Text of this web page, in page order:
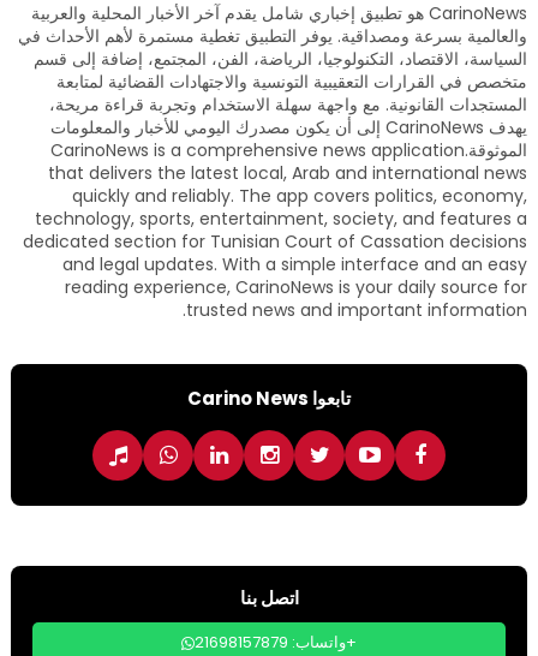
CarinoNews هو تطبيق إخباري شامل يقدم آخر الأخبار المحلية والعربية
والعالمية بسرعة ومصداقية. يوفر التطبيق تغطية مستمرة لأهم الأحداث في
السياسة، الاقتصاد، التكنولوجيا، الرياضة، الفن، المجتمع، إضافة إلى قسم
متخصص في القرارات التعقيبية التونسية والاجتهادات القضائية لمتابعة
المستجدات القانونية. مع واجهة سهلة الاستخدام وتجربة قراءة مريحة،
يهدف CarinoNews إلى أن يكون مصدرك اليومي للأخبار والمعلومات
الموثوقة.CarinoNews is a comprehensive news application
that delivers the latest local, Arab and international news
quickly and reliably. The app covers politics, economy,
technology, sports, entertainment, society, and features a
dedicated section for Tunisian Court of Cassation decisions
and legal updates. With a simple interface and an easy
reading experience, CarinoNews is your daily source for
trusted news and important information.
تابعوا Carino News
اتصل بنا
واتساب: 21698157879+